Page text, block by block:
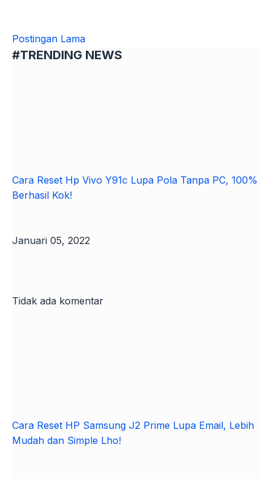
Pulau
Madura,
Postingan Lama
#TRENDING NEWS
Cara Reset Hp Vivo Y91c Lupa Pola Tanpa PC, 100%
Berhasil Kok!
Januari 05, 2022
Tidak ada komentar
Cara Reset HP Samsung J2 Prime Lupa Email, Lebih
Mudah dan Simple Lho!